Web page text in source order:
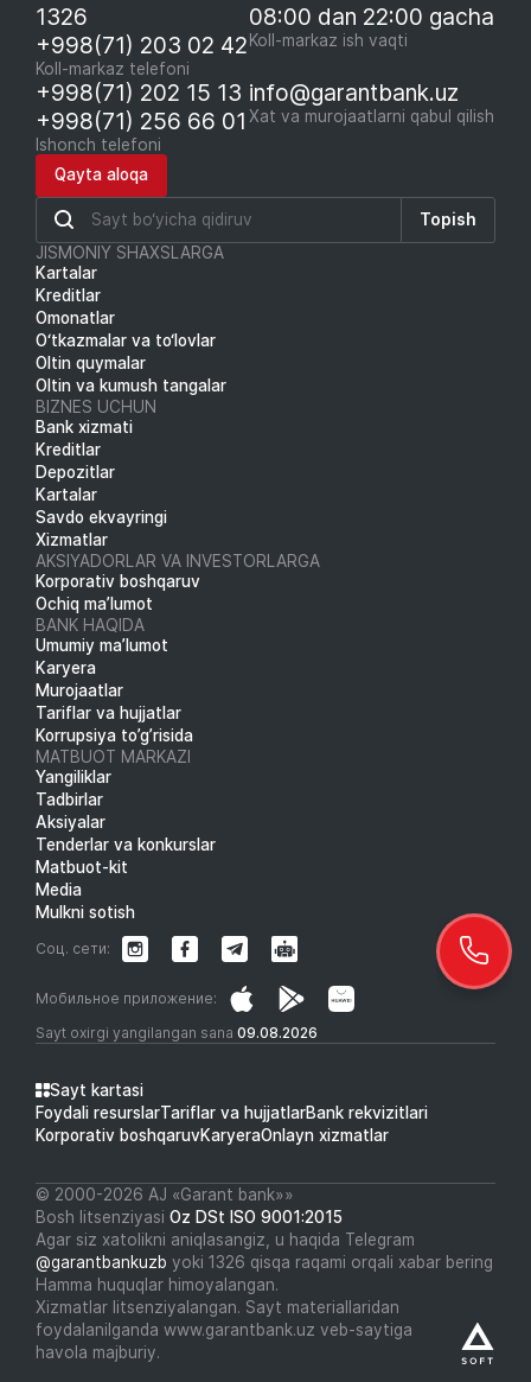
1326
+998(71) 203 02 42
Koll-markaz telefoni
08:00 dan 22:00 gacha
Koll-markaz ish vaqti
+998(71) 202 15 13
+998(71) 256 66 01
Ishonch telefoni
info@garantbank.uz
Xat va murojaatlarni qabul qilish
Qayta aloqa
Topish
JISMONIY SHAXSLARGA
Kartalar
Kreditlar
Omonatlar
O‘tkazmalar va to‘lovlar
Oltin quymalar
Oltin va kumush tangalar
BIZNES UCHUN
Bank xizmati
Kreditlar
Depozitlar
Kartalar
Savdo ekvayringi
Xizmatlar
AKSIYADORLAR VA INVESTORLARGA
Korporativ boshqaruv
Ochiq ma’lumot
BANK HAQIDA
Umumiy ma’lumot
Karyera
Murojaatlar
Tariflar va hujjatlar
Korrupsiya to’g’risida
MATBUOT MARKAZI
Yangiliklar
Tadbirlar
Aksiyalar
Tenderlar va konkurslar
Matbuot-kit
Media
Mulkni sotish
Sayt oxirgi yangilangan sana 09.08.2026
Мобильное приложение:
Соц. сети:
Sayt kartasi
Foydali resurslarTariflar va hujjatlarBank rekvizitlari
Korporativ boshqaruvKaryeraOnlayn xizmatlar
© 2000-2026 АJ «Garant bank»»
Bosh litsenziyasi Oz DSt ISO 9001:2015
Agar siz xatolikni aniqlasangiz, u haqida Telegram
@garantbankuzb yoki 1326 qisqa raqami orqali xabar bering
Hamma huquqlar himoyalangan.
Xizmatlar litsenziyalangan. Sayt materiallaridan
foydalanilganda www.garantbank.uz veb-saytiga
havola majburiy.